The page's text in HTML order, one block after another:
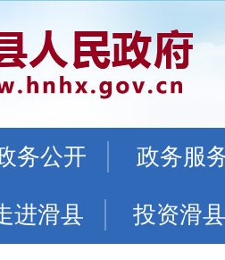
务公开 政务服
进滑县 投资滑县